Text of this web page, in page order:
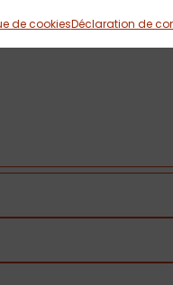
de cookiesDéclaration de